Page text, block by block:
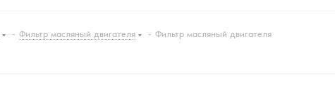
- Фильтр масляный двигателя - Фильтр масляный двигателя